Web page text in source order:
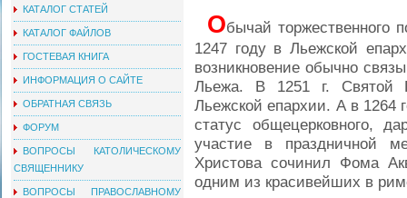
КАТАЛОГ СТАТЕЙ
КАТАЛОГ ФАЙЛОВ
ГОСТЕВАЯ КНИГА
ИНФОРМАЦИЯ О САЙТЕ
ОБРАТНАЯ СВЯЗЬ
ФОРУМ
ВОПРОСЫ КАТОЛИЧЕСКОМУ
СВЯЩЕННИКУ
ВОПРОСЫ ПРАВОСЛАВНОМУ
Обычай торжественного
1247 году в Льежской
возникновение обычно
Льежа. В 1251 г. Святой
Льежской епархии. А в 1264
статус общецерковного,
участие в праздничной
Христова сочинил Фома
одним из красивейших в